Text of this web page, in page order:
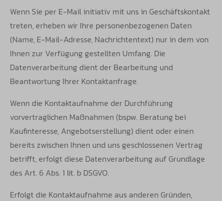
Wenn Sie per E-Mail initiativ mit uns in Geschäftskontakt
treten, erheben wir Ihre personenbezogenen Daten
(Name, E-Mail-Adresse, Nachrichtentext) nur in dem von
Ihnen zur Verfügung gestellten Umfang. Die
Datenverarbeitung dient der Bearbeitung und
Beantwortung Ihrer Kontaktanfrage.
Wenn die Kontaktaufnahme der Durchführung
vorvertraglichen Maßnahmen (bspw. Beratung bei
Kaufinteresse, Angebotserstellung) dient oder einen
bereits zwischen Ihnen und uns geschlossenen Vertrag
betrifft, erfolgt diese Datenverarbeitung auf Grundlage
des Art. 6 Abs. 1 lit. b DSGVO.
Erfolgt die Kontaktaufnahme aus anderen Gründen,